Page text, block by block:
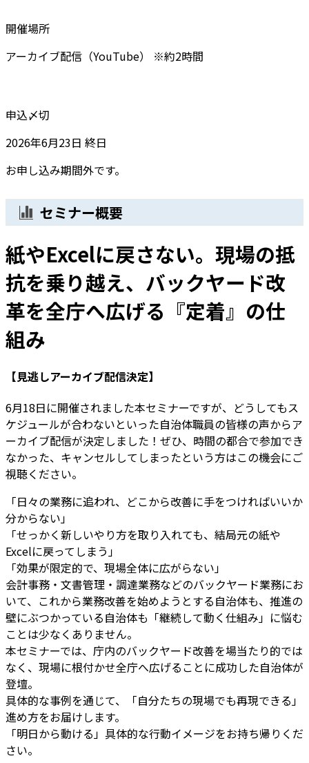
開催場所
アーカイブ配信（YouTube） ※約2時間
申込〆切
2026年6月23日 終日
お申し込み期間外です。
セミナー概要
紙やExcelに戻さない。現場の抵
抗を乗り越え、バックヤード改
革を全庁へ広げる『定着』の仕
組み
【見逃しアーカイブ配信決定】
6月18日に開催されました本セミナーですが、どうしてもス
ケジュールが合わないといった自治体職員の皆様の声からア
ーカイブ配信が決定しました！ぜひ、時間の都合で参加でき
なかった、キャンセルしてしまったという方はこの機会にご
視聴ください。
「日々の業務に追われ、どこから改善に手をつければいいか
分からない」
「せっかく新しいやり方を取り入れても、結局元の紙や
Excelに戻ってしまう」
「効果が限定的で、現場全体に広がらない」
会計事務・文書管理・調達業務などのバックヤード業務にお
いて、これから業務改善を始めようとする自治体も、推進の
壁にぶつかっている自治体も「継続して動く仕組み」に悩む
ことは少なくありません。
本セミナーでは、庁内のバックヤード改善を場当たり的では
なく、現場に根付かせ全庁へ広げることに成功した自治体が
登壇。
具体的な事例を通じて、「自分たちの現場でも再現できる」
進め方をお届けします。
「明日から動ける」具体的な行動イメージをお持ち帰りくだ
さい。